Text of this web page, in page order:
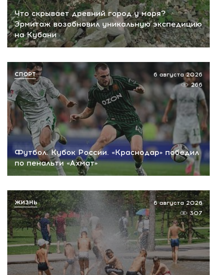
Что скрывает древний город у моря?
Эрмитаж возобновил уникальную экспедицию
на Кубани
Футбол. Кубок России. «Краснодар» победил
по пенальти «Ахмат»
6 августа 2026
266
СПОРТ
6 августа 2026
307
ЖИЗНЬ